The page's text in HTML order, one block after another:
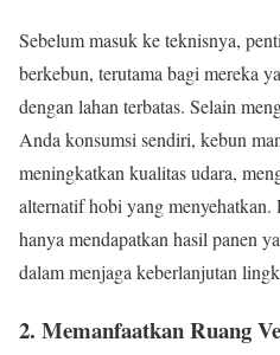
Sebelum masuk ke teknisnya,
berkebun, terutama bagi mereka
dengan lahan terbatas. Selain
Anda konsumsi sendiri, kebun
meningkatkan kualitas udara,
alternatif hobi yang
hanya mendapatkan hasil panen
dalam menjaga keberlanjutan
2. Memanfaatkan Ruang